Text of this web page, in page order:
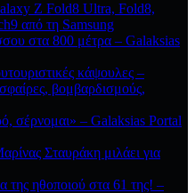
Z Fold8 Ultra, Fold8,
από τη Samsung
στα 800 μέτρα – Galaksias
κάψουλες –
βομβαρδισμούς,
σέρνομαι» – Galaksias Portal
Σταυράκη μιλάει για
της ηθοποιού στα 61 της! –